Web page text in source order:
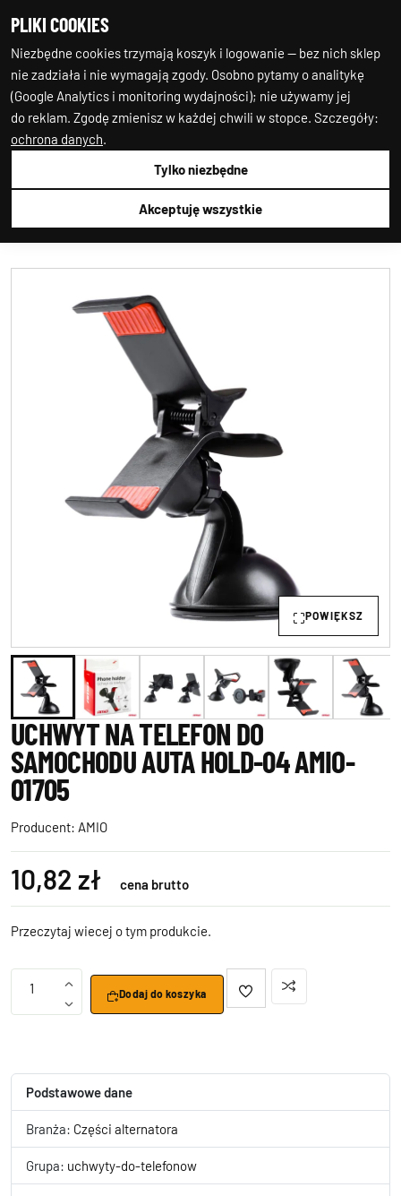
PLIKI COOKIES
Niezbędne cookies trzymają koszyk i logowanie — bez nich sklep
nie zadziała i nie wymagają zgody. Osobno pytamy o analitykę
(Google Analytics i monitoring wydajności); nie używamy jej
do reklam. Zgodę zmienisz w każdej chwili w stopce. Szczegóły:
ochrona danych.
Tylko niezbędne
Akceptuję wszystkie
AKCESORIA GSM
TELEFONÓW
AMIO 01705
POWIĘKSZ
UCHWYT NA TELEFON DO
SAMOCHODU AUTA HOLD-04 AMIO-
01705
Producent: AMIO
10,82 zł cena brutto
Przeczytaj wiecej o tym produkcie.
1 Dodaj do koszyka
Podstawowe dane
Branża: Części alternatora
Grupa: uchwyty-do-telefonow